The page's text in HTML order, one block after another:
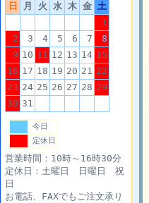
日
月 火 水 木 金 土
1
2
3 4 5 6 7
8
9 10 11 12 13 14 15
16 17 18 19 20 21 22
23 24 25 26 27 28 29
30 31
今日
定休日
営業時間：10時～16時30分
定休日：土曜日 日曜日 祝
日
お電話、FAXでもご注文承り